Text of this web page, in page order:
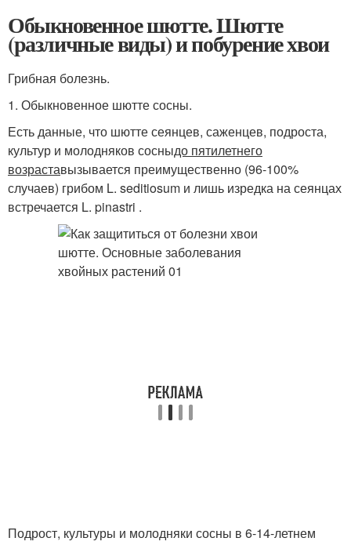
Обыкновенное шютте. Шютте
(различные виды) и побурение хвои
Грибная болезнь.
1. Обыкновенное шютте сосны.
Есть данные, что шютте сеянцев, саженцев, подроста,
культур и молодняков сосныдо пятилетнего
возраставызывается преимущественно (96-100%
случаев) грибом L. seditiosum и лишь изредка на сеянцах
встречается L. pinastri .
Подрост, культуры и молодняки сосны в 6-14-летнем